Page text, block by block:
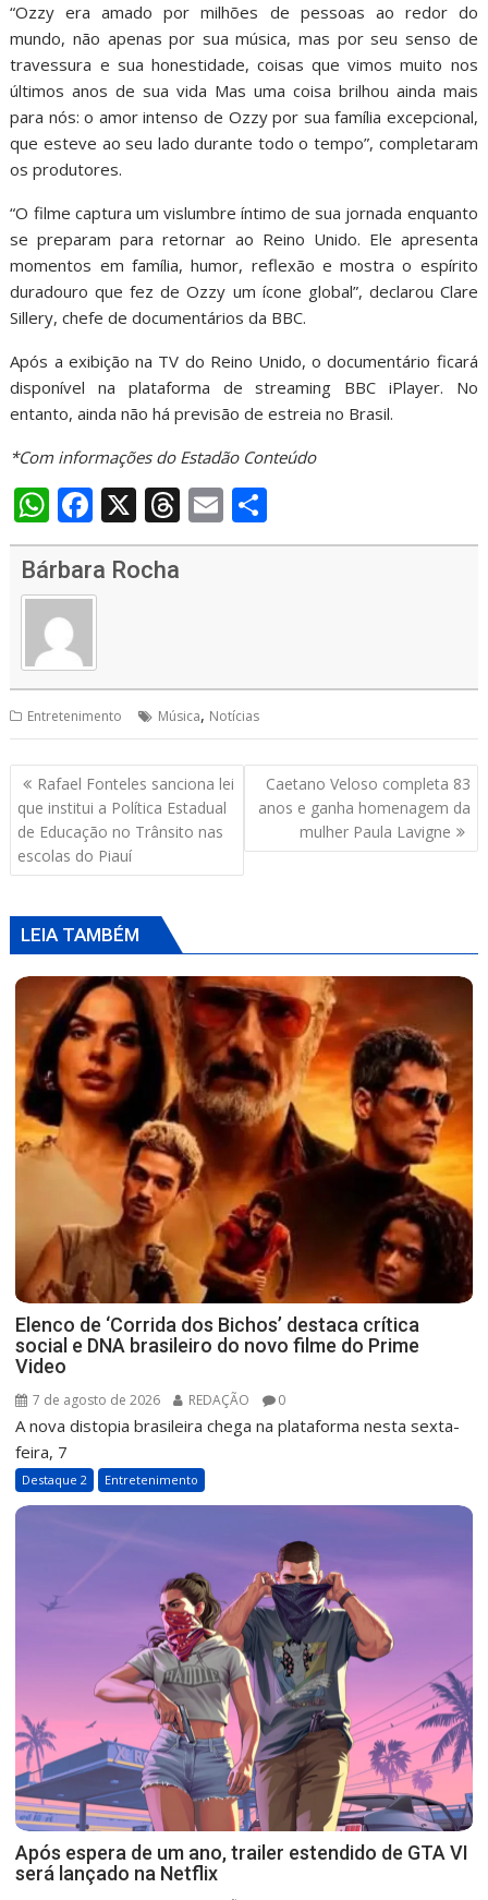
“Ozzy era amado por milhões de pessoas ao redor do
mundo, não apenas por sua música, mas por seu senso de
travessura e sua honestidade, coisas que vimos muito nos
últimos anos de sua vida Mas uma coisa brilhou ainda mais
para nós: o amor intenso de Ozzy por sua família excepcional,
que esteve ao seu lado durante todo o tempo”, completaram
os produtores.
“O filme captura um vislumbre íntimo de sua jornada enquanto
se preparam para retornar ao Reino Unido. Ele apresenta
momentos em família, humor, reflexão e mostra o espírito
duradouro que fez de Ozzy um ícone global”, declarou Clare
Sillery, chefe de documentários da BBC.
Após a exibição na TV do Reino Unido, o documentário ficará
disponível na plataforma de streaming BBC iPlayer. No
entanto, ainda não há previsão de estreia no Brasil.
*Com informações do Estadão Conteúdo
W
h
at
s
A
p
p
F
ac
e
b
o
k
X T
h
s
E
m h
Bárbara Rocha
Entretenimento Música, Notícias
Navegação
de
Post
Rafael Fonteles sanciona lei
que institui a Política Estadual
de Educação no Trânsito nas
escolas do Piauí
Caetano Veloso completa 83
anos e ganha homenagem da
mulher Paula Lavigne
LEIA TAMBÉM
Elenco de ‘Corrida dos Bichos’ destaca crítica
social e DNA brasileiro do novo filme do Prime
Video
7 de agosto de 2026 REDAÇÃO 0
A nova distopia brasileira chega na plataforma nesta sexta-
feira, 7
Destaque 2 Entretenimento
Após espera de um ano, trailer estendido de GTA VI
será lançado na Netflix